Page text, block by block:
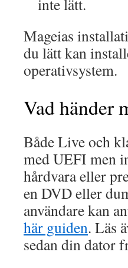
inte lätt.
Mageias
du lätt kan
operativsystem.
Vad händer
Både Live och
med UEFI men
hårdvara eller
en DVD eller
användare kan
här guiden. Läs
sedan din dator